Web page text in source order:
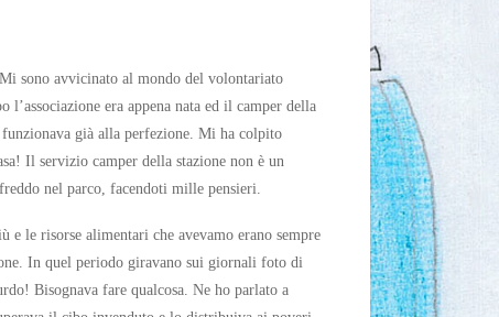
sono avvicinato al mondo del volontariato
era appena nata ed il camper della
già alla perfezione. Mi ha colpito
Il servizio camper della stazione non è un
nel parco, facendoti mille pensieri.
e le risorse alimentari che avevamo erano sempre
In quel periodo giravano sui giornali foto di
Bisognava fare qualcosa. Ne ho parlato a